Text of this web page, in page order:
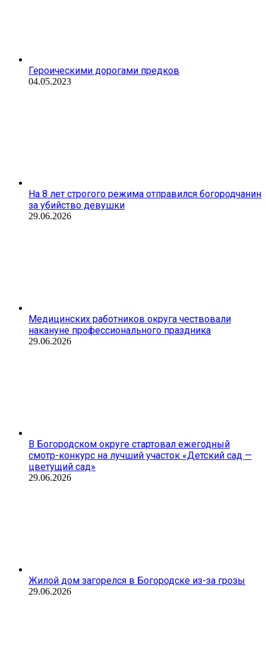
Героическими дорогами предков
04.05.2023
На 8 лет строгого режима отправился богородчанин
за убийство девушки
29.06.2026
Медицинских работников округа чествовали
накануне профессионального праздника
29.06.2026
В Богородском округе стартовал ежегодный
смотр-конкурс на лучший участок «Детский сад —
цветущий сад»
29.06.2026
Жилой дом загорелся в Богородске из-за грозы
29.06.2026